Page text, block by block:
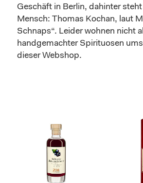
Geschäft in Berlin, dahinter
Mensch: Thomas Kochan, laut
Schnaps“. Leider wohnen nicht
handgemachter Spirituosen
dieser Webshop.